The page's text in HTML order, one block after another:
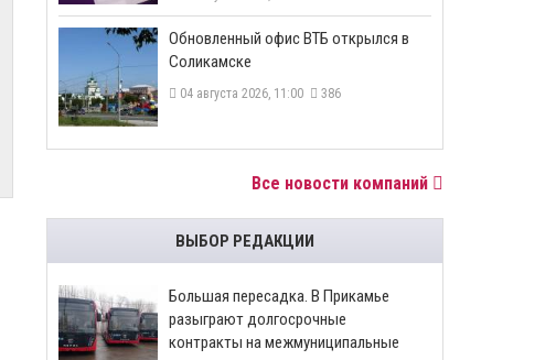
​Обновленный офис ВТБ открылся в
Соликамске
04 августа 2026, 11:00 386
Все новости компаний
ВЫБОР РЕДАКЦИИ
Большая пересадка. В Прикамье
разыграют долгосрочные
контракты на межмуниципальные